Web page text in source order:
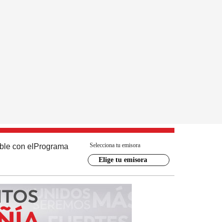
con el Programa Selecciona tu emisora
Elige tu emisora